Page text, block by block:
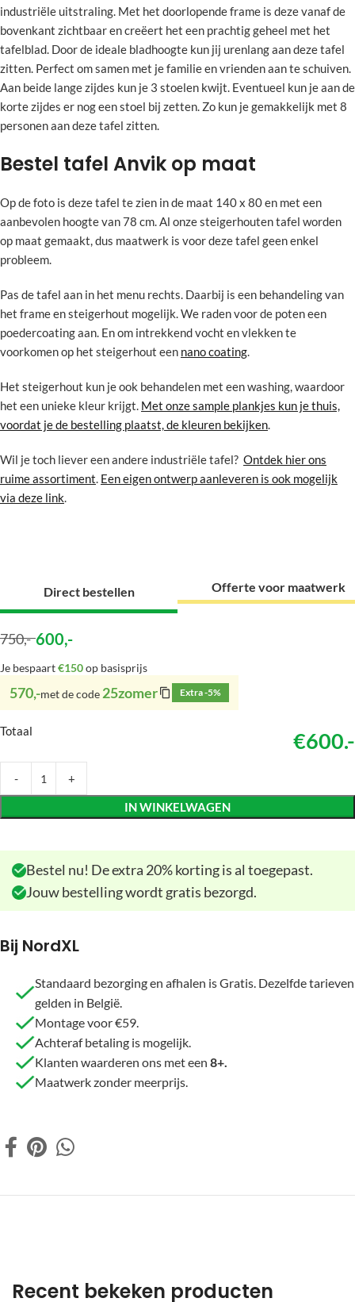
industriële uitstraling. Met het doorlopende frame is deze vanaf de
bovenkant zichtbaar en creëert het een prachtig geheel met het
tafelblad. Door de ideale bladhoogte kun jij urenlang aan deze tafel
zitten. Perfect om samen met je familie en vrienden aan te schuiven.
Aan beide lange zijdes kun je 3 stoelen kwijt. Eventueel kun je aan de
korte zijdes er nog een stoel bij zetten. Zo kun je gemakkelijk met 8
personen aan deze tafel zitten.
Bestel tafel Anvik op maat
Op de foto is deze tafel te zien in de maat 140 x 80 en met een
aanbevolen hoogte van 78 cm. Al onze steigerhouten tafel worden
op maat gemaakt, dus maatwerk is voor deze tafel geen enkel
probleem.
Pas de tafel aan in het menu rechts. Daarbij is een behandeling van
het frame en steigerhout mogelijk. We raden voor de poten een
poedercoating aan. En om intrekkend vocht en vlekken te
voorkomen op het steigerhout een nano coating.
Het steigerhout kun je ook behandelen met een washing, waardoor
het een unieke kleur krijgt. Met onze sample plankjes kun je thuis,
voordat je de bestelling plaatst, de kleuren bekijken.
Wil je toch liever een andere industriële tafel? Ontdek hier ons
ruime assortiment. Een eigen ontwerp aanleveren is ook mogelijk
via deze link.
Direct bestellen Offerte voor maatwerk
750,- 600,-
Je bespaart€150op basisprijs
570,-met de code 25zomer Extra -5%
Totaal €600.-
IN WINKELWAGEN
Bestel nu! De extra 20% korting is al toegepast.
Jouw bestelling wordt gratis bezorgd.
Bij NordXL
Standaard bezorging en afhalen is Gratis. Dezelfde tarieven
gelden in België.
Montage voor €59.
Achteraf betaling is mogelijk.
Klanten waarderen ons met een 8+.
Maatwerk zonder meerprijs.
Recent bekeken producten